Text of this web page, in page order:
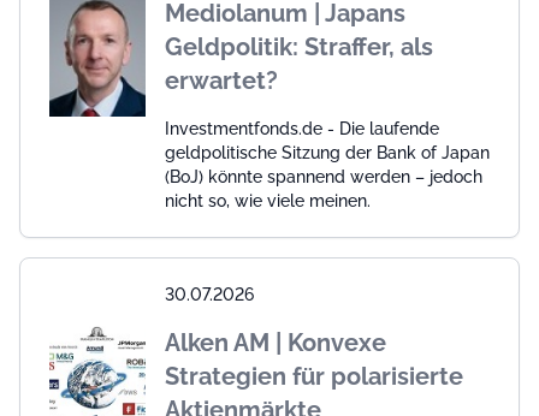
Mediolanum | Japans
Geldpolitik: Straffer, als
erwartet?
Investmentfonds.de - Die laufende
geldpolitische Sitzung der Bank of Japan
(BoJ) könnte spannend werden – jedoch
nicht so, wie viele meinen.
30.07.2026
Alken AM | Konvexe
Strategien für polarisierte
Aktienmärkte